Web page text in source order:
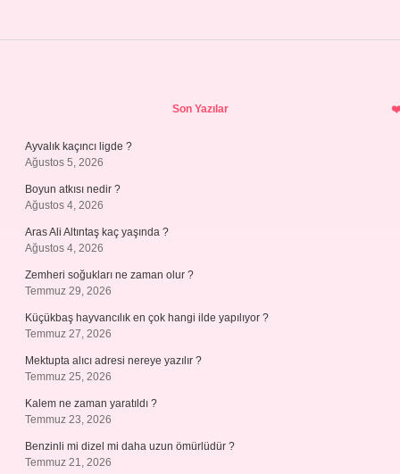
Son Yazılar
Ayvalık kaçıncı ligde ?
Ağustos 5, 2026
Boyun atkısı nedir ?
Ağustos 4, 2026
Aras Ali Altıntaş kaç yaşında ?
Ağustos 4, 2026
Zemheri soğukları ne zaman olur ?
Temmuz 29, 2026
Küçükbaş hayvancılık en çok hangi ilde yapılıyor ?
Temmuz 27, 2026
Mektupta alıcı adresi nereye yazılır ?
Temmuz 25, 2026
Kalem ne zaman yaratıldı ?
Temmuz 23, 2026
Benzinli mi dizel mi daha uzun ömürlüdür ?
Temmuz 21, 2026